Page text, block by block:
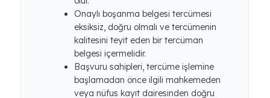
Onaylı boşanma belgesi tercümesi
eksiksiz, doğru olmalı ve tercümenin
kalitesini teyit eden bir tercüman
belgesi içermelidir.
Başvuru sahipleri, tercüme işlemine
başlamadan önce ilgili mahkemeden
veya nüfus kayıt dairesinden doğru